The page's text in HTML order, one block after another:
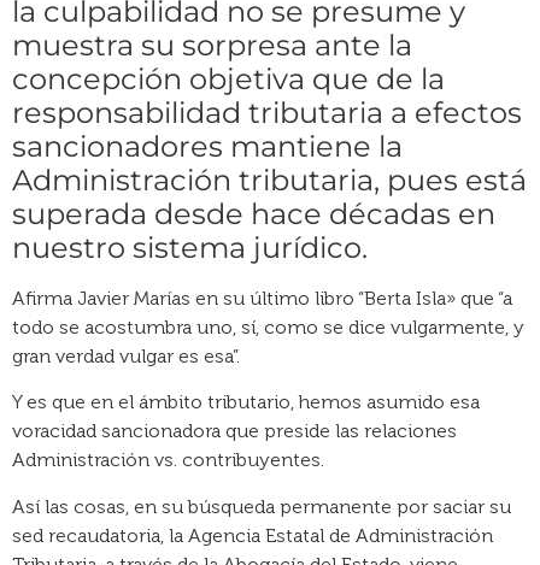
la culpabilidad no se presume y
muestra su sorpresa ante la
concepción objetiva que de la
responsabilidad tributaria a efectos
sancionadores mantiene la
Administración tributaria, pues está
superada desde hace décadas en
nuestro sistema jurídico.
Afirma Javier Marías en su último libro “Berta Isla» que “a
todo se acostumbra uno, sí, como se dice vulgarmente, y
gran verdad vulgar es esa”.
Y es que en el ámbito tributario, hemos asumido esa
voracidad sancionadora que preside las relaciones
Administración vs. contribuyentes.
Así las cosas, en su búsqueda permanente por saciar su
sed recaudatoria, la Agencia Estatal de Administración